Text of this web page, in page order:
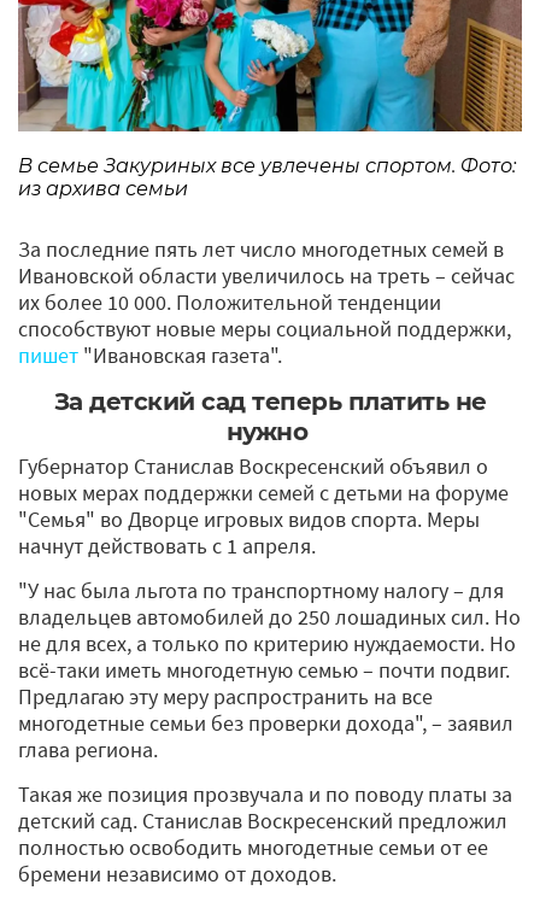
В семье Закуриных все увлечены спортом. Фото:
из архива семьи
За последние пять лет число многодетных семей в
Ивановской области увеличилось на треть – сейчас
их более 10 000. Положительной тенденции
способствуют новые меры социальной поддержки,
пишет "Ивановская газета".
За детский сад теперь платить не
нужно
Губернатор Станислав Воскресенский объявил о
новых мерах поддержки семей с детьми на форуме
"Семья" во Дворце игровых видов спорта. Меры
начнут действовать с 1 апреля.
"У нас была льгота по транспортному налогу – для
владельцев автомобилей до 250 лошадиных сил. Но
не для всех, а только по критерию нуждаемости. Но
всё-­таки иметь многодетную семью – почти подвиг.
Предлагаю эту меру распространить на все
многодетные семьи без проверки дохода", – заявил
глава региона.
Такая же позиция прозвучала и по поводу платы за
детский сад. Станислав Воскресенский предложил
полностью освободить многодетные семьи от ее
бремени независимо от доходов.